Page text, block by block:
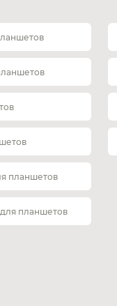
планшетов
планшетов